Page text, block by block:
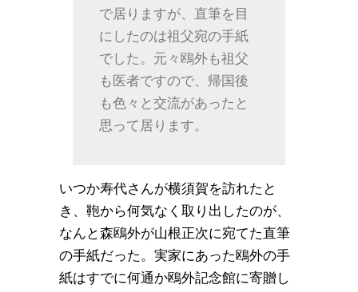
で居りますが、直筆を目
にしたのは祖父宛の手紙
でした。元々鴎外も祖父
も医者ですので、帰国後
も色々と交流があったと
思って居ります。
いつか寿代さんが横須賀を訪れたと
き、鞄から何気なく取り出したのが、
なんと森鴎外が山根正次に宛てた直筆
の手紙だった。実家にあった鴎外の手
紙はすでに何通か鴎外記念館に寄贈し